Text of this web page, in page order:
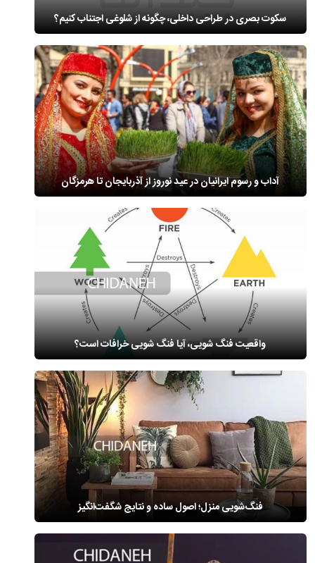
سکوت بصری در طراحی داخلی، چگونه از شلوغی اجتناب کنیم؟
آداب و رسوم ایرانیان در عید نوروز از آذربایجان تا هرمزگان
واقعیت فنگ شویی، آیا فنگ شویی خرافات است؟
فنگ‌شویی منزل؛ اصول ساده و نتایج شگفت‌انگیز